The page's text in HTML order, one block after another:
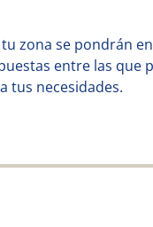
zona se pondrán
entre las que
tus necesidades.